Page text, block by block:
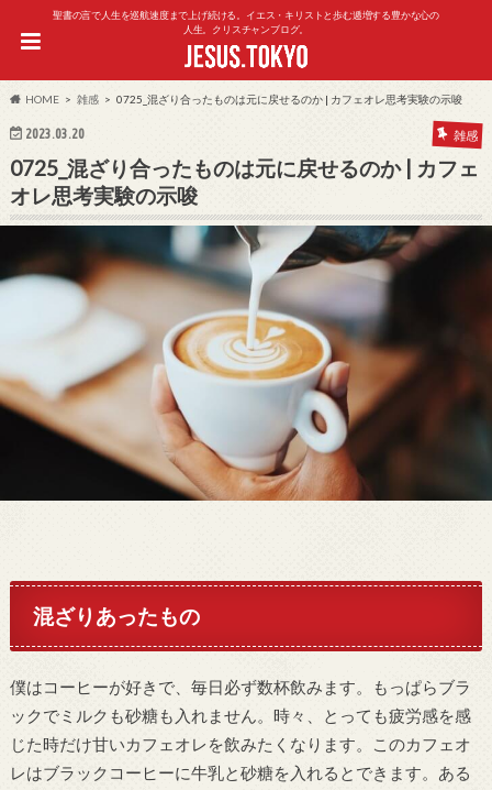
聖書の言で人生を巡航速度まで上げ続ける。イエス・キリストと歩む逓増する豊かな心の
人生。クリスチャンブログ。
HOME 雑感 0725_混ざり合ったものは元に戻せるのか | カフェオレ思考実験の示唆
2023.03.20 雑感
0725_混ざり合ったものは元に戻せるのか | カフェ
オレ思考実験の示唆
混ざりあったもの
僕はコーヒーが好きで、毎日必ず数杯飲みます。もっぱらブラ
ックでミルクも砂糖も入れません。時々、とっても疲労感を感
じた時だけ甘いカフェオレを飲みたくなります。このカフェオ
レはブラックコーヒーに牛乳と砂糖を入れるとできます。ある